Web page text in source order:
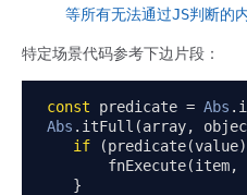
等所有无法通过JS判断的
特定场景代码参考下边片段：
const predicate = Abs .
Abs . itFull (array,
if
(predicate(value
        fnExecute
(item,
}